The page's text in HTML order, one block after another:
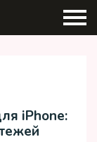
iPhone: